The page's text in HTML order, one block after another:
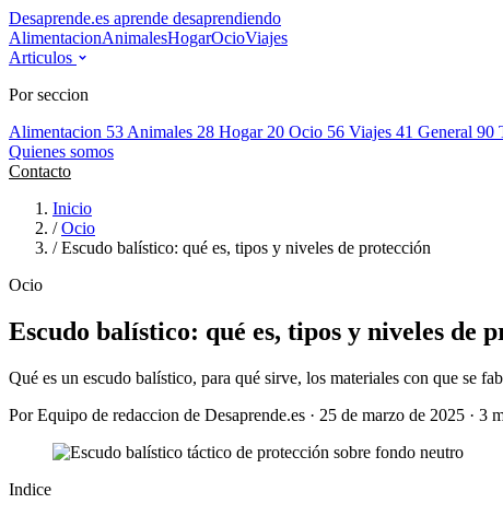
Desaprende.es aprende desaprendiendo
AlimentacionAnimalesHogarOcioViajes
Articulos
Por seccion
Alimentacion 53 Animales 28 Hogar 20 Ocio 56 Viajes 41 General 90
Quienes somos
Contacto
Inicio
/ Ocio
/ Escudo balístico: qué es, tipos y niveles de protección
Ocio
Escudo balístico: qué es, tipos y niveles de
Qué es un escudo balístico, para qué sirve, los materiales con que se
Por Equipo de redaccion de Desaprende.es · 25 de marzo de 2025 · 3
Indice